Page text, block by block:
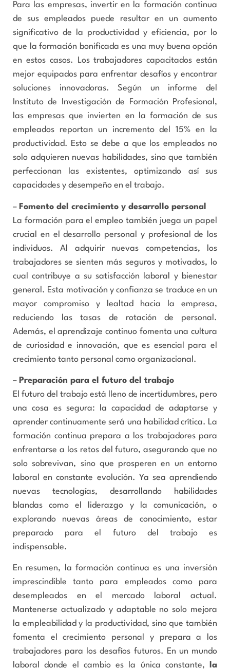
Para las empresas, invertir en la formación continua
de sus empleados puede resultar en un aumento
significativo de la productividad y eficiencia, por lo
que la formación bonificada es una muy buena opción
en estos casos. Los trabajadores capacitados están
mejor equipados para enfrentar desafíos y encontrar
soluciones innovadoras. Según un informe del
Instituto de Investigación de Formación Profesional,
las empresas que invierten en la formación de sus
empleados reportan un incremento del 15% en la
productividad. Esto se debe a que los empleados no
solo adquieren nuevas habilidades, sino que también
perfeccionan las existentes, optimizando así sus
capacidades y desempeño en el trabajo.
– Fomento del crecimiento y desarrollo personal
La formación para el empleo también juega un papel
crucial en el desarrollo personal y profesional de los
individuos. Al adquirir nuevas competencias, los
trabajadores se sienten más seguros y motivados, lo
cual contribuye a su satisfacción laboral y bienestar
general. Esta motivación y confianza se traduce en un
mayor compromiso y lealtad hacia la empresa,
reduciendo las tasas de rotación de personal.
Además, el aprendizaje continuo fomenta una cultura
de curiosidad e innovación, que es esencial para el
crecimiento tanto personal como organizacional.
– Preparación para el futuro del trabajo
El futuro del trabajo está lleno de incertidumbres, pero
una cosa es segura: la capacidad de adaptarse y
aprender continuamente será una habilidad crítica. La
formación continua prepara a los trabajadores para
enfrentarse a los retos del futuro, asegurando que no
solo sobrevivan, sino que prosperen en un entorno
laboral en constante evolución. Ya sea aprendiendo
nuevas tecnologías, desarrollando habilidades
blandas como el liderazgo y la comunicación, o
explorando nuevas áreas de conocimiento, estar
preparado para el futuro del trabajo es
indispensable.
En resumen, la formación continua es una inversión
imprescindible tanto para empleados como para
desempleados en el mercado laboral actual.
Mantenerse actualizado y adaptable no solo mejora
la empleabilidad y la productividad, sino que también
fomenta el crecimiento personal y prepara a los
trabajadores para los desafíos futuros. En un mundo
laboral donde el cambio es la única constante,
la